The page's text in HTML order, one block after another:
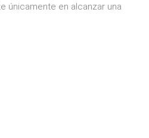
únicamente en alcanzar una